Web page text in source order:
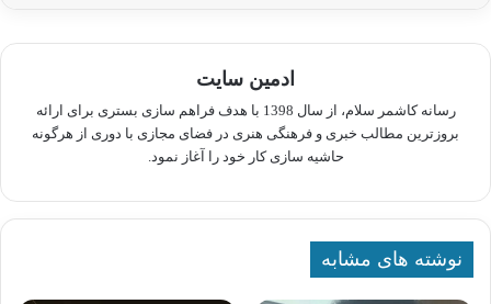
ادمین سایت
رسانه کاشمر سلام، از سال 1398 با هدف فراهم سازی بستری برای ارائه
بروزترین مطالب خبری و فرهنگی هنری در فضای مجازی با دوری از هرگونه
حاشیه سازی کار خود را آغاز نمود.
نوشته های مشابه